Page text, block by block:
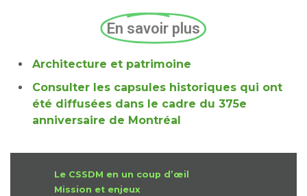
En savoir plus
Architecture et patrimoine
Consulter les capsules historiques qui ont
été diffusées dans le cadre du 375e
anniversaire de Montréal
Le CSSDM en un coup d’œil
Mission et enjeux